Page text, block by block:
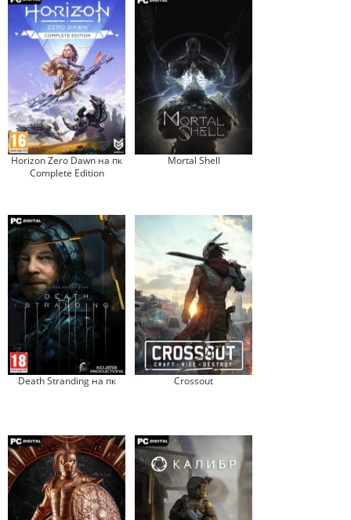
Horizon Zero Dawn на пк
Complete Edition
Mortal Shell
Death Stranding на пк Crossout